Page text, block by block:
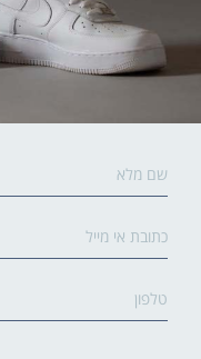
מהחנות
ארכיון
גרביים עד הבית